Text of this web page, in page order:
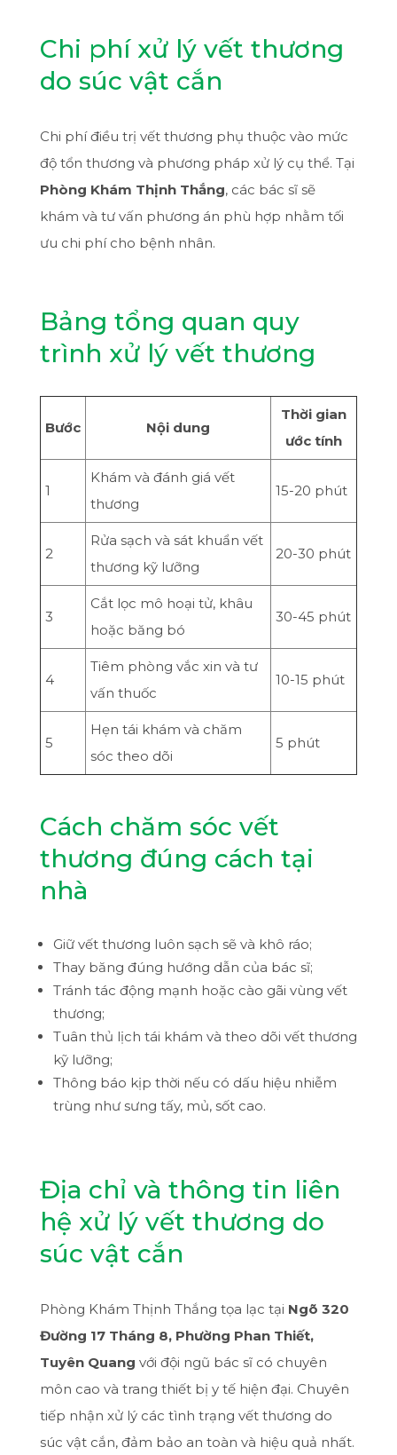
Chi phí xử lý vết thương
do súc vật cắn
Chi phí điều trị vết thương phụ thuộc vào mức
độ tổn thương và phương pháp xử lý cụ thể. Tại
Phòng Khám Thịnh Thắng, các bác sĩ sẽ
khám và tư vấn phương án phù hợp nhằm tối
ưu chi phí cho bệnh nhân.
Bảng tổng quan quy
trình xử lý vết thương
Bước Nội dung
Thời gian
ước tính
1
Khám và đánh giá vết
thương
15-20 phút
2
Rửa sạch và sát khuẩn vết
thương kỹ lưỡng
20-30 phút
3
Cắt lọc mô hoại tử, khâu
hoặc băng bó
30-45 phút
4
Tiêm phòng vắc xin và tư
vấn thuốc
10-15 phút
5
Hẹn tái khám và chăm
sóc theo dõi
5 phút
Cách chăm sóc vết
thương đúng cách tại
nhà
Giữ vết thương luôn sạch sẽ và khô ráo;
Thay băng đúng hướng dẫn của bác sĩ;
Tránh tác động mạnh hoặc cào gãi vùng vết
thương;
Tuân thủ lịch tái khám và theo dõi vết thương
kỹ lưỡng;
Thông báo kịp thời nếu có dấu hiệu nhiễm
trùng như sưng tấy, mủ, sốt cao.
Địa chỉ và thông tin liên
hệ xử lý vết thương do
súc vật cắn
Phòng Khám Thịnh Thắng tọa lạc tại Ngõ 320
Đường 17 Tháng 8, Phường Phan Thiết,
Tuyên Quang với đội ngũ bác sĩ có chuyên
môn cao và trang thiết bị y tế hiện đại. Chuyên
tiếp nhận xử lý các tình trạng vết thương do
súc vật cắn, đảm bảo an toàn và hiệu quả nhất.